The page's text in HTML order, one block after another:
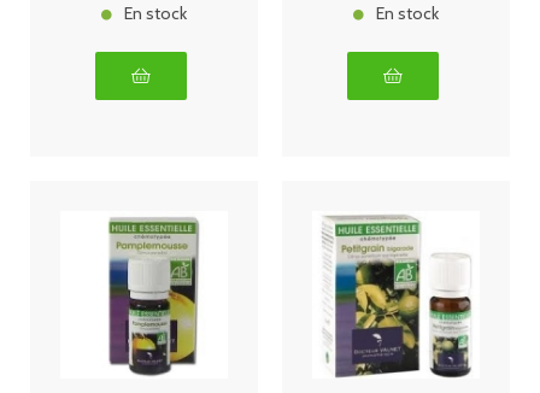
En stock En stock